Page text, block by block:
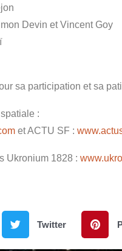
Devin et Vincent Goy
sa participation et sa
:
et ACTU SF :
Ukronium 1828 :
Twitter